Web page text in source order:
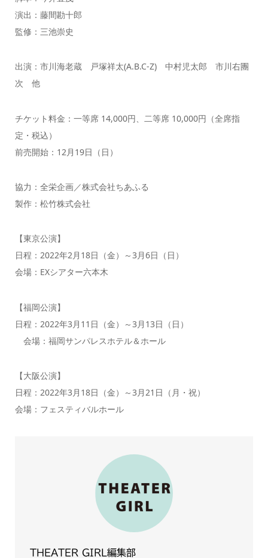
演出：藤間勘十郎
監修：三池崇史
出演：市川海老蔵 戸塚祥太(A.B.C-Z) 中村児太郎 市川右團
次 他
チケット料金：一等席 14,000円、二等席 10,000円（全席指
定・税込）
前売開始：12月19日（日）
協力：全栄企画／株式会社ちあふる
製作：松竹株式会社
【東京公演】
日程：2022年2月18日（金）～3月6日（日）
会場：EXシアター六本木
【福岡公演】
日程：2022年3月11日（金）～3月13日（日）
会場：福岡サンパレスホテル＆ホール
【大阪公演】
日程：2022年3月18日（金）～3月21日（月・祝）
会場：フェスティバルホール
THEATER GIRL編集部